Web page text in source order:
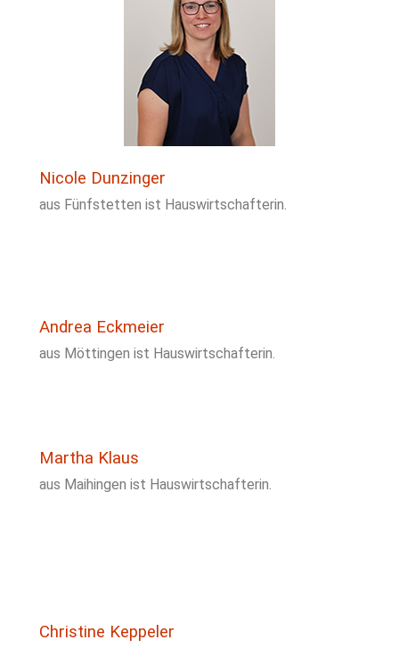
Nicole Dunzinger
aus Fünfstetten ist Hauswirtschafterin.
Andrea Eckmeier
aus Möttingen ist Hauswirtschafterin.
Martha Klaus
aus Maihingen ist Hauswirtschafterin.
Christine Keppeler